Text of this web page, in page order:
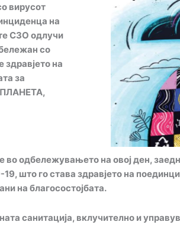
вирусот
на
СЗО одлучи
со
на
за
во одбележувањето на овој ден,
што го става здравјето на
на благосостојбата.
санитација, вклучително и